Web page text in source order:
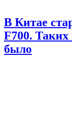
В Китае
F700.
было